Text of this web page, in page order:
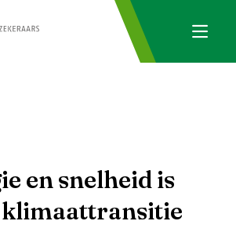
en snelheid is